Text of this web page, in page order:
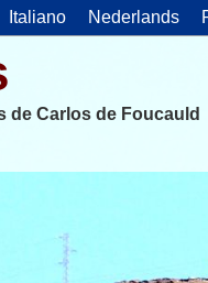
Italiano Nederlands
de Carlos de Foucauld